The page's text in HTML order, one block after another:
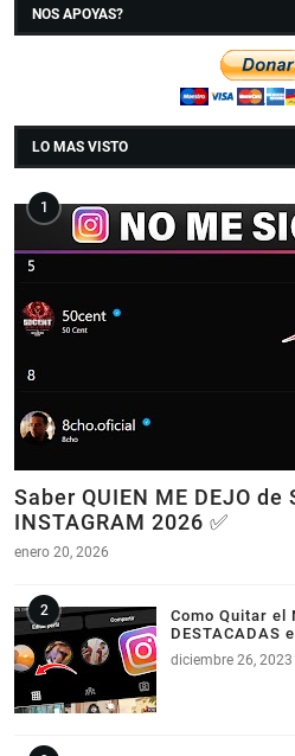
NOS APOYAS?
LO MAS VISTO
Saber QUIEN ME DEJO de
INSTAGRAM 2026 ✅
enero 20, 2026
Como Quitar el
DESTACADAS
diciembre 26, 2023